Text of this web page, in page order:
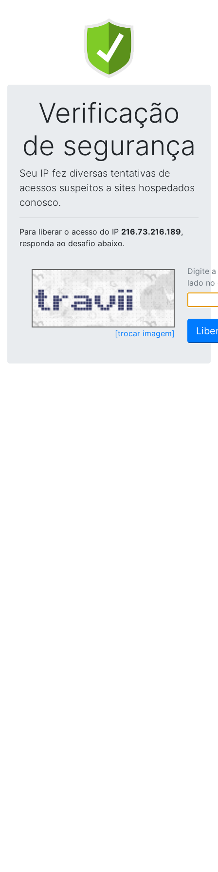
Verificação
de segurança
Seu IP fez diversas tentativas de
acessos suspeitos a sites hospedados
conosco.
Para liberar o acesso do IP 216.73.216.189,
responda ao desafio abaixo.
[trocar imagem]
Digite
lado no